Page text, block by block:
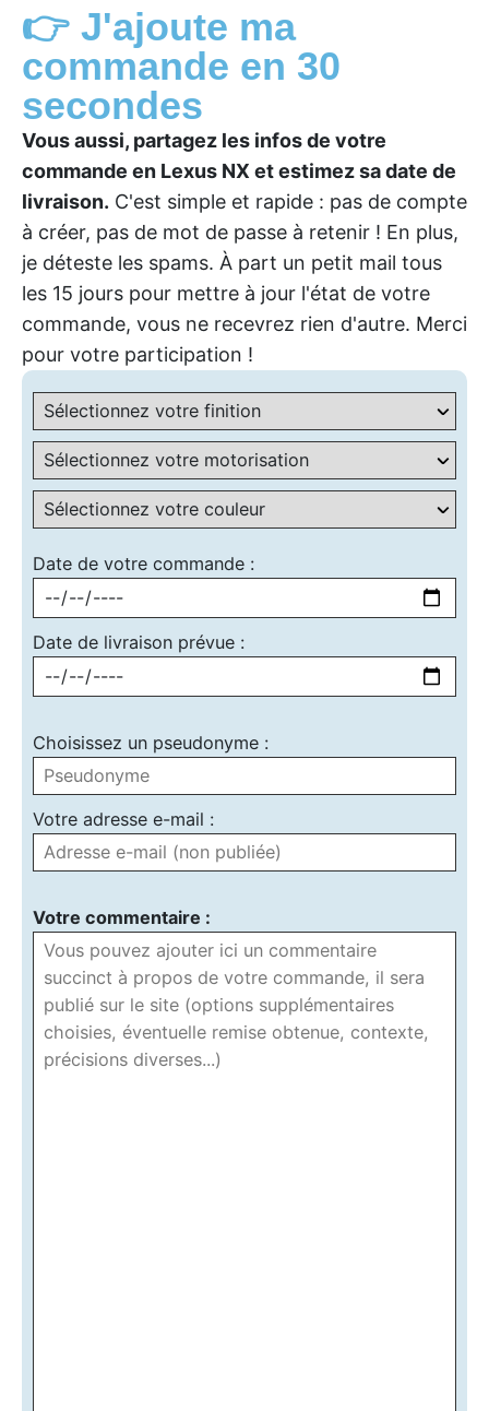
👉 J'ajoute ma
commande en 30
secondes
Vous aussi, partagez les infos de votre
commande en Lexus NX et estimez sa date de
livraison. C'est simple et rapide : pas de compte
à créer, pas de mot de passe à retenir ! En plus,
je déteste les spams. À part un petit mail tous
les 15 jours pour mettre à jour l'état de votre
commande, vous ne recevrez rien d'autre. Merci
pour votre participation !
Date de votre commande :
Date de livraison prévue :
Choisissez un pseudonyme :
Votre adresse e-mail :
Votre commentaire :